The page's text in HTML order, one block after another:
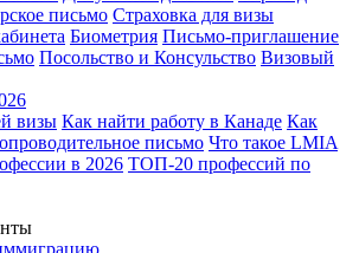
письмо Страховка для визы
Биометрия Письмо-приглашение
Посольство и Консульство Визовый
визы Как найти работу в Канаде Как
письмо Что такое LMIA
в 2026 ТОП-20 профессий по